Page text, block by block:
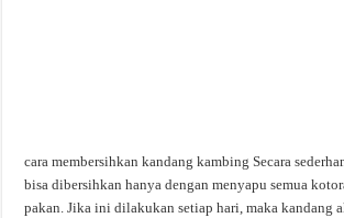
cara membersihkan kandang kambing Secara
bisa dibersihkan hanya dengan menyapu semua
pakan. Jika ini dilakukan setiap hari, maka kandang